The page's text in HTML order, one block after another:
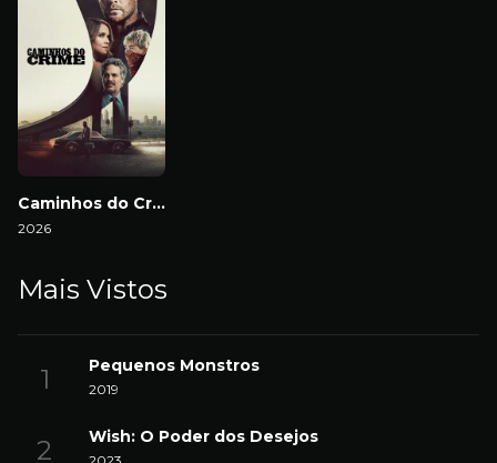
Caminhos do Crime
2026
Mais Vistos
Pequenos Monstros
2019
Wish: O Poder dos Desejos